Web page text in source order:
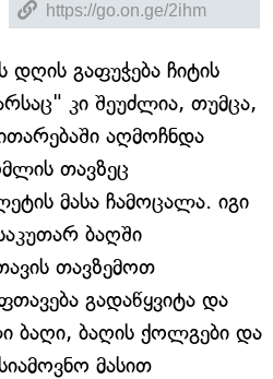
დღის გაფუჭება ჩიტის
კი შეუძლია, თუმცა,
აღმოჩნდა
თავზეც
მასა ჩამოცალა. იგი
ბაღში
თავზემოთ
გადაწყვიტა და
ბაღი, ბაღის ქოლგები და
მასით